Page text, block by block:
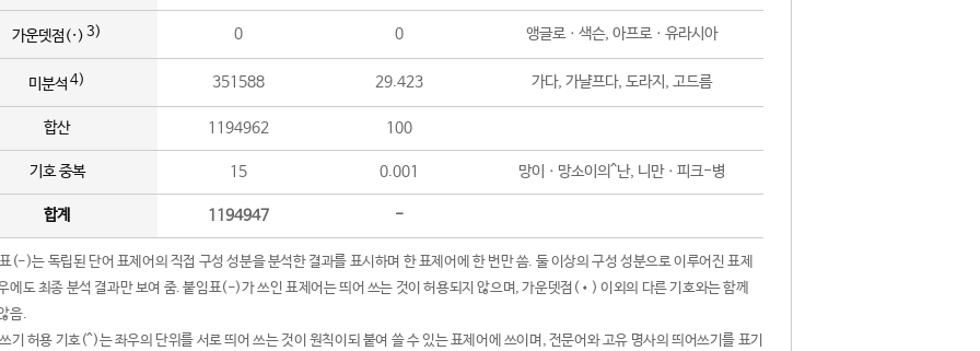
가운뎃점(·) 3) 0 0 앵글로ㆍ색슨, 아프로ㆍ유라시아
미분석 4) 351588 29.423 가다, 가냘프다, 도라지, 고드름
합산 1194962 100
기호 중복 15 0.001 망이ㆍ망소이의^난, 니만ㆍ피크-병
합계 1194947 -
(-)는 독립된 단어 표제어의 직접 구성 성분을 분석한 결과를 표시하며 한 표제어에 한 번만 씀. 둘 이상의 구성 성분으로 이루어진 표제
에도 최종 분석 결과만 보여 줌. 붙임표(-)가 쓰인 표제어는 띄어 쓰는 것이 허용되지 않으며, 가운뎃점(•) 이외의 다른 기호와는 함께
음.
기 허용 기호(^)는 좌우의 단위를 서로 띄어 쓰는 것이 원칙이되 붙여 쓸 수 있는 표제어에 쓰이며, 전문어와 고유 명사의 띄어쓰기를 표기